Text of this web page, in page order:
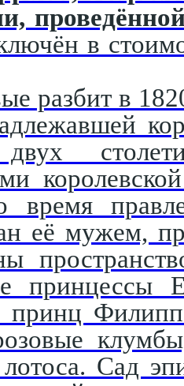
в
разбит в
время
её мужем,
принцессы
Филипп
Сад